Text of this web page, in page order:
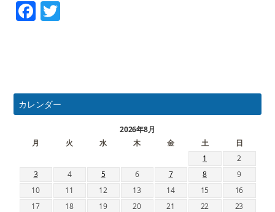
Facebook
カレンダー
2026年8月
月
火 水 木 金 土
日
1
2
3
4 5 6 7 8
9
10
11 12 13 14 15
16
17
18 19 20 21 22
23